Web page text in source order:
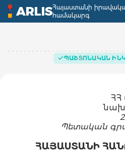
ARLISՀայաստանի
համակարգ
ՊԱՇՏՈՆԱԿԱՆ
ՀՀ
Պետական
ՀԱՅԱՍՏԱՆԻ